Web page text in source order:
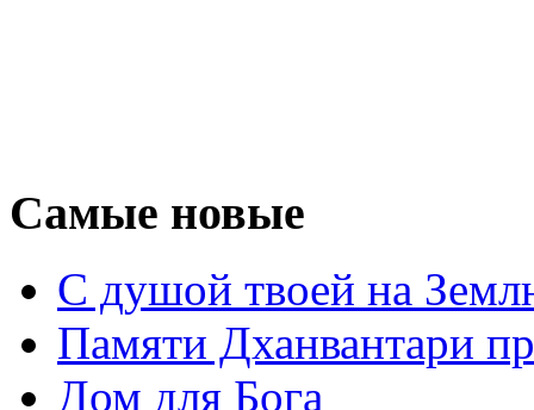
Самые новые
С душой твоей на
Памяти Дханвантари
Дом для Бога